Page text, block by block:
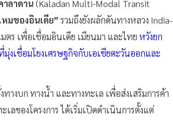
าลาดาน (Kaladan Multi-Modal Transit
หมของอินเดีย” รวมถึงยังผลักดันทางหลวง India-
ตร เพื่อเชื่อมอินเดีย เมียนมา และไทย หวังยก
งเชื่อมโยงเศรษฐกิจกับเอเชียตะวันออกและ
างบก ทางน้ำ และทางทะเล เพื่อส่งเสริมการค้า
ลของโครงการ ได้เริ่มเปิดดำเนินการตั้งแต่